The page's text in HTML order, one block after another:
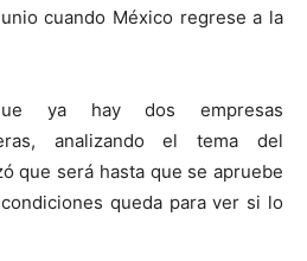
cuando México regrese a la
ya hay dos empresas
analizando el tema del
que será hasta que se apruebe
queda para ver si lo